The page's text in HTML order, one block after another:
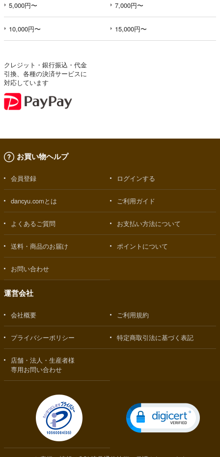
5,000円〜 7,000円〜
10,000円〜 15,000円〜
クレジット・銀行振込・代金
引換、各種の決済サービスに
対応しています
お買い物ヘルプ
会員登録 ログインする
dancyu.comとは ご利用ガイド
よくあるご質問 お支払い方法について
送料・商品のお届け ポイントについて
お問い合わせ
運営会社
会社概要 ご利用規約
プライバシーポリシー 特定商取引法に基づく表記
店舗・法人・生産者様
専用お問い合わせ